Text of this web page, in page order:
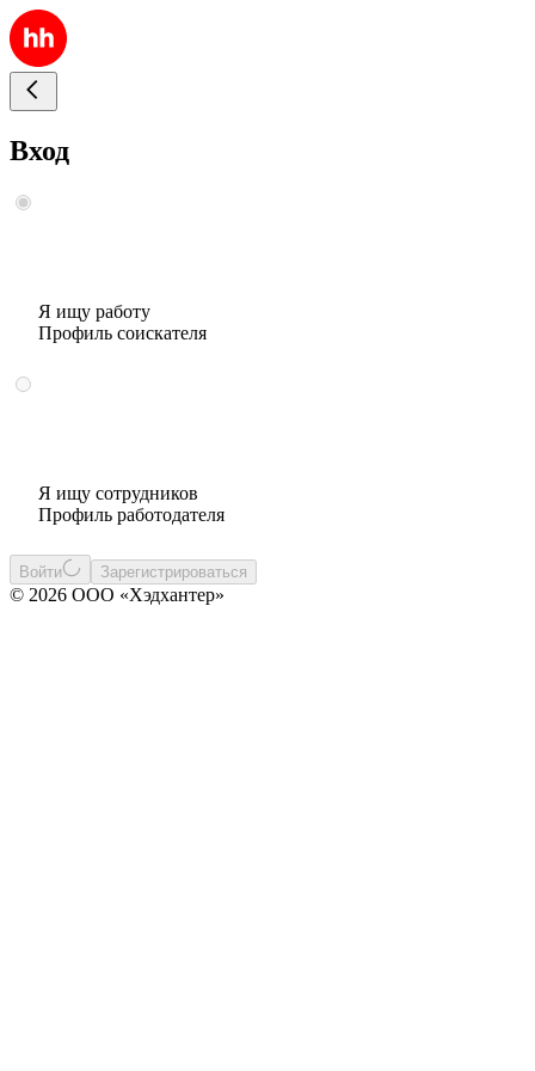
Вход
Я ищу работу
Профиль соискателя
Я ищу сотрудников
Профиль работодателя
Войти Зарегистрироваться
© 2026 ООО «Хэдхантер»